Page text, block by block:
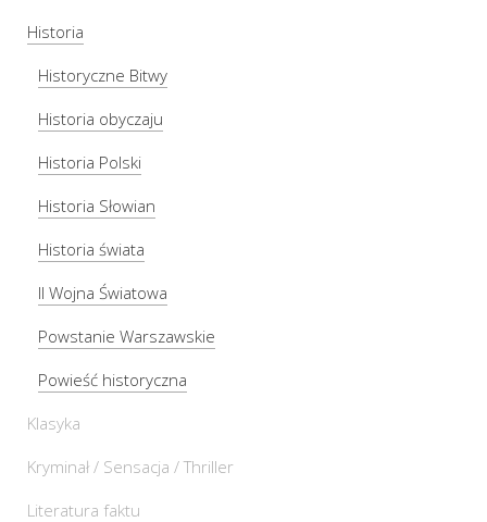
Historia
Historyczne Bitwy
Historia obyczaju
Historia Polski
Historia Słowian
Historia świata
II Wojna Światowa
Powstanie Warszawskie
Powieść historyczna
Klasyka
Kryminał / Sensacja / Thriller
Literatura faktu